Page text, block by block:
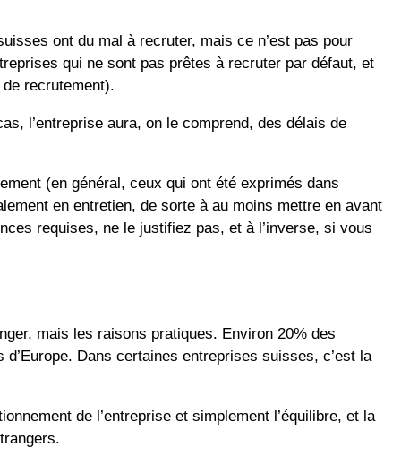
ont du mal à recruter, mais ce n’est pas pour
qui ne sont pas prêtes à recruter par défaut, et
recrutement).
l’entreprise aura, on le comprend, des délais de
(en général, ceux qui ont été exprimés dans
en entretien, de sorte à au moins mettre en avant
requises, ne le justifiez pas, et à l’inverse, si vous
mais les raisons pratiques. Environ 20% des
Dans certaines entreprises suisses, c’est la
de l’entreprise et simplement l’équilibre, et la